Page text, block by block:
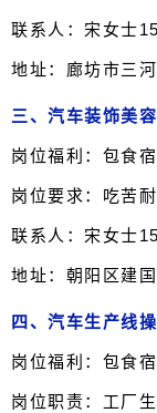
联系人：宋女士
地址：廊坊市三
三、汽车装饰美
岗位福利：包食宿
岗位要求：吃苦
联系人：宋女士
地址：朝阳区建
四、汽车生产线
岗位福利：包食宿
岗位职责：工厂